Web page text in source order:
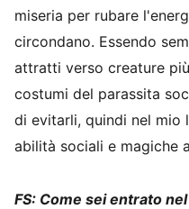
miseria per rubare
circondano. Essendo
attratti verso creature
costumi del parassita
di evitarli, quindi nel mio
abilità sociali e magiche
FS: Come sei entrato